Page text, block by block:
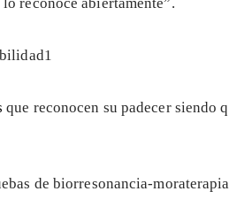
que reconocen su padecer siendo
de biorresonancia-